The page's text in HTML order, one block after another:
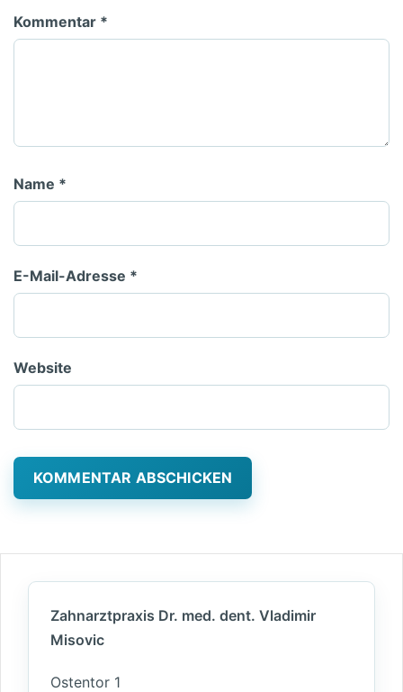
Kommentar *
Name *
E-Mail-Adresse *
Website
Zahnarztpraxis Dr. med. dent. Vladimir
Misovic
Ostentor 1